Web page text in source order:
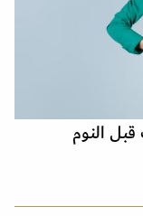
النوم